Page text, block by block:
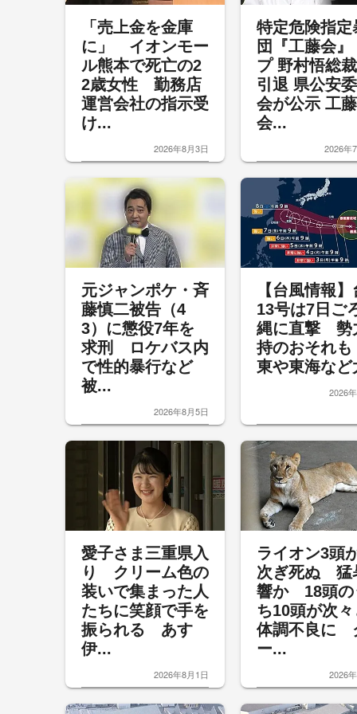
「売上金を金庫
に」 イオンモー
ル熊本で死亡の2
2歳女性 勤務店
運営会社の指示受
け...
2026年8月3日
特定危険指定
団『工藤会』
プ 野村悟総
引退 県公安
会が公示 工藤
会...
2026年
元ジャンポケ・斉
藤慎二被告（4
3）に懲役7年を
求刑 ロケバス内
で性的暴行など
被...
2026年8月5日
【台風情報
13号は7日ご
縄に直撃 勢
持のおそれ
東や東海など
2026
愛子さま三重県入
り クリーム色の
装いで集まった人
たちに笑顔で手を
振られる あす
伊...
2026年8月1日
ライオン3頭
次ぎ死ぬ 猛
響か 18頭の
ち10頭が次
体調不良に
ー...
2026